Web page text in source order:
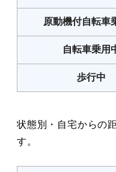
原動機付自転車
自転車乗用
歩行中
状態別・自宅からの
す。